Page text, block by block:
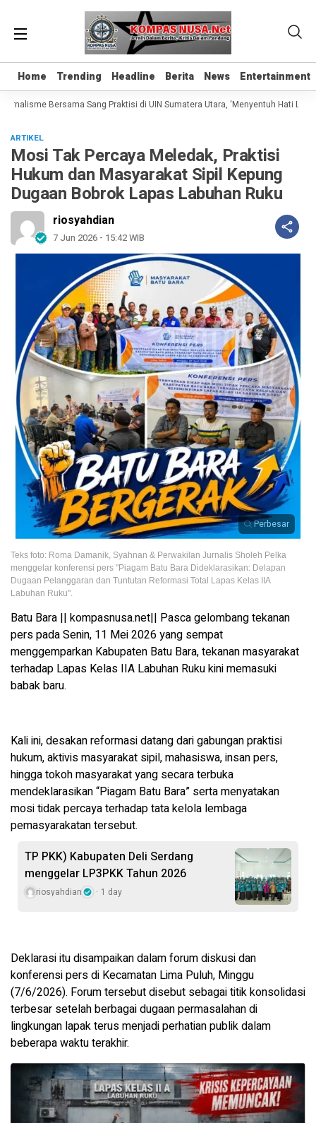
Home Trending Headline Berita News Entertainment
Home Trending Headline Berita News Entertainment
Bersama Sang Praktisi di UIN Sumatera Utara, ‘Menyentuh Hati Lewat
ARTIKEL
Mosi Tak Percaya Meledak, Praktisi
Hukum dan Masyarakat Sipil Kepung
Dugaan Bobrok Lapas Labuhan Ruku
riosyahdian
7 Jun 2026 - 15:42 WIB
Perbesar
Teks foto: Roma Damanik, Syahnan & Perwakilan Jurnalis Sholeh Pelka
menggelar konferensi pers "Piagam Batu Bara Dideklarasikan: Delapan
Dugaan Pelanggaran dan Tuntutan Reformasi Total Lapas Kelas IIA
Labuhan Ruku".
Batu Bara || kompasnusa.net|| Pasca gelombang tekanan
pers pada Senin, 11 Mei 2026 yang sempat
menggemparkan Kabupaten Batu Bara, tekanan masyarakat
terhadap Lapas Kelas IIA Labuhan Ruku kini memasuki
babak baru.
Kali ini, desakan reformasi datang dari gabungan praktisi
hukum, aktivis masyarakat sipil, mahasiswa, insan pers,
hingga tokoh masyarakat yang secara terbuka
mendeklarasikan “Piagam Batu Bara” serta menyatakan
mosi tidak percaya terhadap tata kelola lembaga
pemasyarakatan tersebut.
TP PKK) Kabupaten Deli Serdang
menggelar LP3PKK Tahun 2026
riosyahdian 1 day
Deklarasi itu disampaikan dalam forum diskusi dan
konferensi pers di Kecamatan Lima Puluh, Minggu
(7/6/2026). Forum tersebut disebut sebagai titik konsolidasi
terbesar setelah berbagai dugaan permasalahan di
lingkungan lapak terus menjadi perhatian publik dalam
beberapa waktu terakhir.